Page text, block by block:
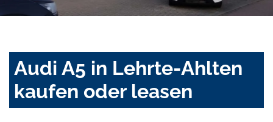
Audi A5 in Lehrte-Ahlten
kaufen oder leasen